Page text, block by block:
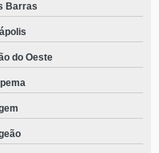
Barras
do Oeste